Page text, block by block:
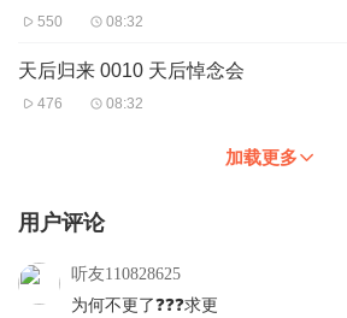
550 08:32
天后归来 0010 天后悼念会
476 08:32
加载更多
用户评论
听友110828625
为何不更了❓❓❓求更